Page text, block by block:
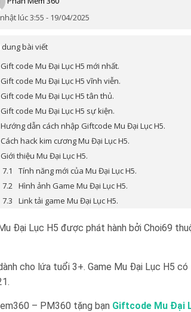
lúc 3:55 - 19/04/2025
dung bài viết
Gift code Mu Đại Lục H5 mới nhất.
Gift code Mu Đại Lục H5 vĩnh viễn.
Gift code Mu Đại Lục H5 tân thủ.
Gift code Mu Đại Lục H5 sự kiện.
Hướng dẫn cách nhập Giftcode Mu Đại Lục H5.
Cách hack kim cương Mu Đại Lục H5.
Giới thiệu Mu Đại Lục H5.
Tính năng mới của Mu Đại Lục H5.
Hình ảnh Game Mu Đại Lục H5.
Link tải game Mu Đại Lục H5.
Đại Lục H5 được phát hành bởi Choi69
cho lứa tuổi 3+. Game Mu Đại Lục H5
– PM360 tặng bạn Giftcode Mu Đại